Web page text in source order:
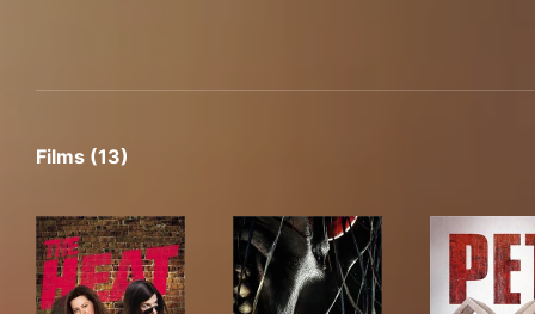
Films (13)